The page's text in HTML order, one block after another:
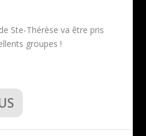
Ste-Thérèse va être pris
groupes !